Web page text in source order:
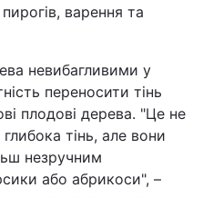
Статті
Думки
варення та
невибагливими у
переносити тінь
плодові дерева. "Це не
тінь, але вони
незручним
або абрикоси", –